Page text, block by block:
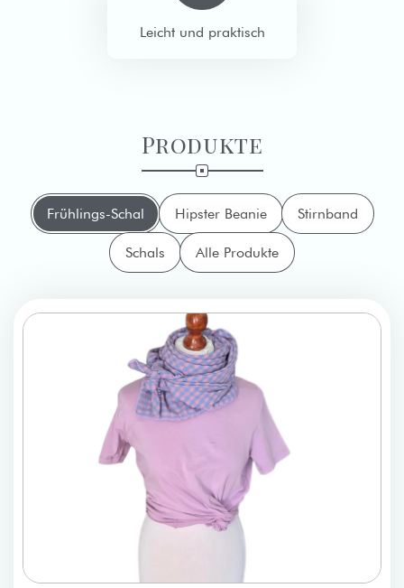
Leicht und praktisch
Produkte
Frühlings-Schal Hipster Beanie Stirnband
Schals Alle Produkte